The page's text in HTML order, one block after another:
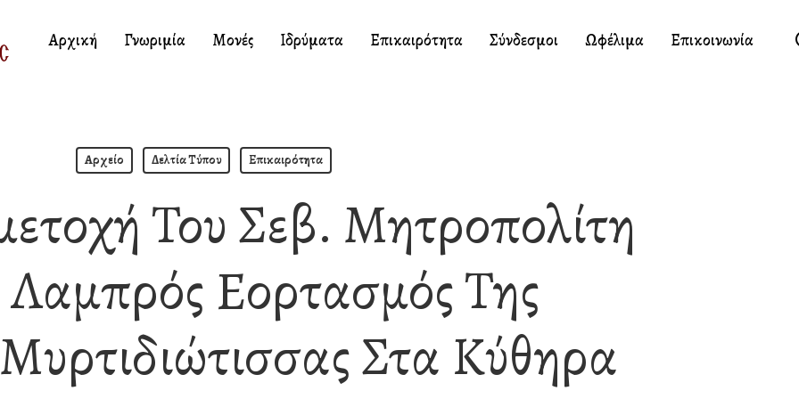
Αρχική Γνωριμία Μονές Ιδρύματα Επικαιρότητα Σύνδεσμοι Ωφέλιμα Επικοινωνία
Αρχείο Δελτία Τύπου Επικαιρότητα
Του Σεβ. Μητροπολίτη
Εορτασμός Της
Στα Κύθηρα